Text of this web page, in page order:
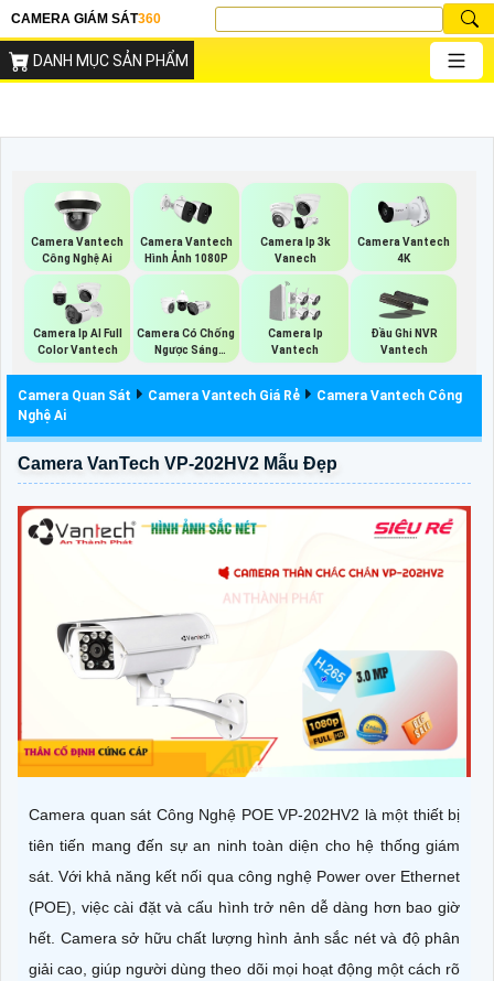
CAMERA GIÁM SÁT360
DANH MỤC SẢN PHẨM
Camera Vantech
Công Nghệ Ai
Camera Vantech
Hình Ảnh 1080P
Camera Ip 3k
Vanech
Camera Vantech
4K
Camera Ip AI Full
Color Vantech
Camera Có Chống
Ngược Sáng
Vantech
Camera Ip
Vantech
Đầu Ghi NVR
Vantech
Camera Quan Sát Camera Vantech Giá Rẻ
Camera Vantech Công
Nghệ Ai
Camera VanTech VP-202HV2 Mẫu Đẹp
Camera quan sát Công Nghệ POE VP-202HV2 là một thiết bị
tiên tiến mang đến sự an ninh toàn diện cho hệ thống giám
sát. Với khả năng kết nối qua công nghệ Power over Ethernet
(POE), việc cài đặt và cấu hình trở nên dễ dàng hơn bao giờ
hết. Camera sở hữu chất lượng hình ảnh sắc nét và độ phân
giải cao, giúp người dùng theo dõi mọi hoạt động một cách rõ